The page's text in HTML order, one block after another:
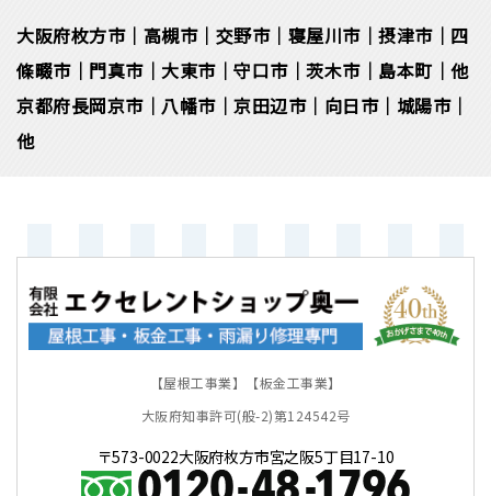
大阪府枚方市｜高槻市｜交野市｜寝屋川市｜摂津市｜四
條畷市｜門真市｜大東市｜守口市｜茨木市｜島本町｜他
京都府長岡京市｜八幡市｜京田辺市｜向日市｜城陽市｜
他
【屋根工事業】【板金工事業】
大阪府知事許可(般-2)第124542号
〒573-0022大阪府枚方市宮之阪5丁目17-10